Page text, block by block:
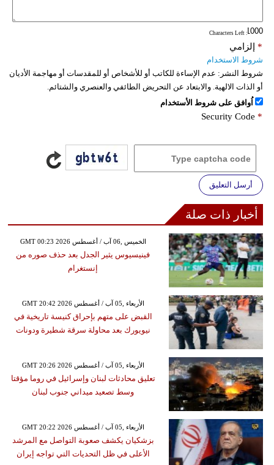
: Characters Left
إلزامي *
شروط الاستخدام
شروط النشر: عدم الإساءة للكاتب أو للأشخاص أو للمقدسات أو مهاجمة الأديان
أو الذات الالهية. والابتعاد عن التحريض الطائفي والعنصري والشتائم.
اُوافق على شروط الأستخدام
Security Code *
أرسل التعليق
أخبار ذات صلة
GMT 00:23 2026 الخميس ,06 آب / أغسطس
فينيسيوس يثير الجدل بعد حذف صوره من
إنستغرام
GMT 20:42 2026 الأربعاء ,05 آب / أغسطس
القبض على متهم بإحراق كنيسة تاريخية في
نيويورك بعد محاولة سرقة شطيرة ودونات
GMT 20:26 2026 الأربعاء ,05 آب / أغسطس
تعليق محادثات لبنان وإسرائيل في روما مؤقتا
وسط تصعيد ميداني جنوب لبنان
GMT 20:22 2026 الأربعاء ,05 آب / أغسطس
بزشكيان يكشف صعوبة التواصل مع المرشد
الأعلى في ظل التحديات التي تواجه إيران